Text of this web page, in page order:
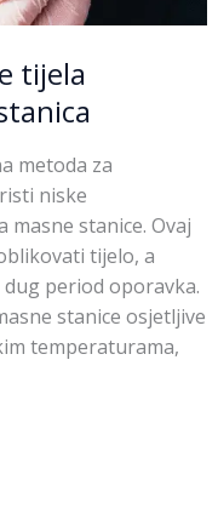
tijela
metoda za
niske
stanice. Ovaj
tijelo, a
period oporavka.
stanice osjetljive
temperaturama,